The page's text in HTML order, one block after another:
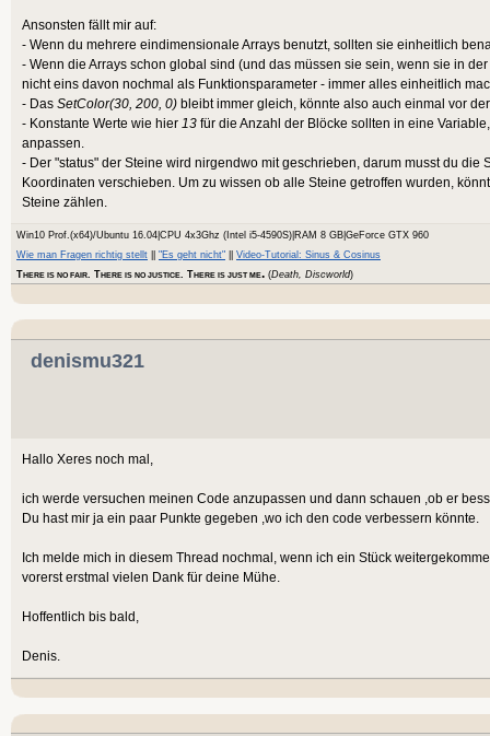
Ansonsten fällt mir auf:
- Wenn du mehrere eindimensionale Arrays benutzt, sollten sie einheitlich
- Wenn die Arrays schon global sind (und das müssen sie sein, wenn sie in
nicht eins davon nochmal als Funktionsparameter - immer alles einheitlich
- Das SetColor(30, 200, 0) bleibt immer gleich, könnte also auch einmal vor
- Konstante Werte wie hier 13 für die Anzahl der Blöcke sollten in eine
anpassen.
- Der "status" der Steine wird nirgendwo mit geschrieben, darum musst du die
Koordinaten verschieben. Um zu wissen ob alle Steine getroffen wurden,
Steine zählen.
Win10 Prof.(x64)/Ubuntu 16.04|CPU 4x3Ghz (Intel i5-4590S)|RAM 8 GB|GeForce GTX 960
Wie man Fragen richtig stellt
"Es geht nicht"
Video-Tutorial: Sinus & Cosinus
THERE IS NO FAIR. THERE IS NO JUSTICE. THERE IS JUST ME. (Death, Discworld)
denismu321
Hallo Xeres noch mal,
ich werde versuchen meinen Code anzupassen und dann schauen ,ob er
Du hast mir ja ein paar Punkte gegeben ,wo ich den code verbessern könnte.
Ich melde mich in diesem Thread nochmal, wenn ich ein Stück
vorerst erstmal vielen Dank für deine Mühe.
Hoffentlich bis bald,
Denis.